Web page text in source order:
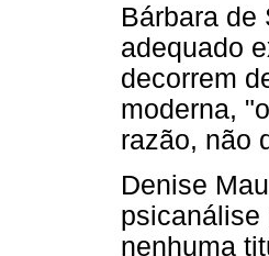
Bárbara de
adequado
decorrem
moderna,
razão, não
Denise
psicanálise
nenhuma